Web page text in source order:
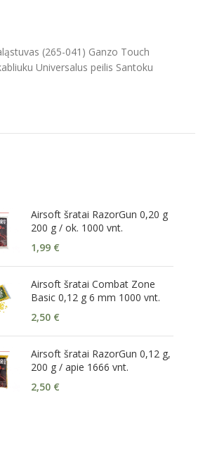
(265-041) Ganzo Touch
Universalus peilis Santoku
Airsoft šratai RazorGun 0,20 g
200 g / ok. 1000 vnt.
1,99 €
Airsoft šratai Combat Zone
Basic 0,12 g 6 mm 1000 vnt.
2,50 €
Airsoft šratai RazorGun 0,12 g,
200 g / apie 1666 vnt.
2,50 €